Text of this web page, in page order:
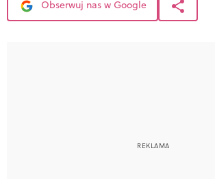
Obserwuj nas w Google